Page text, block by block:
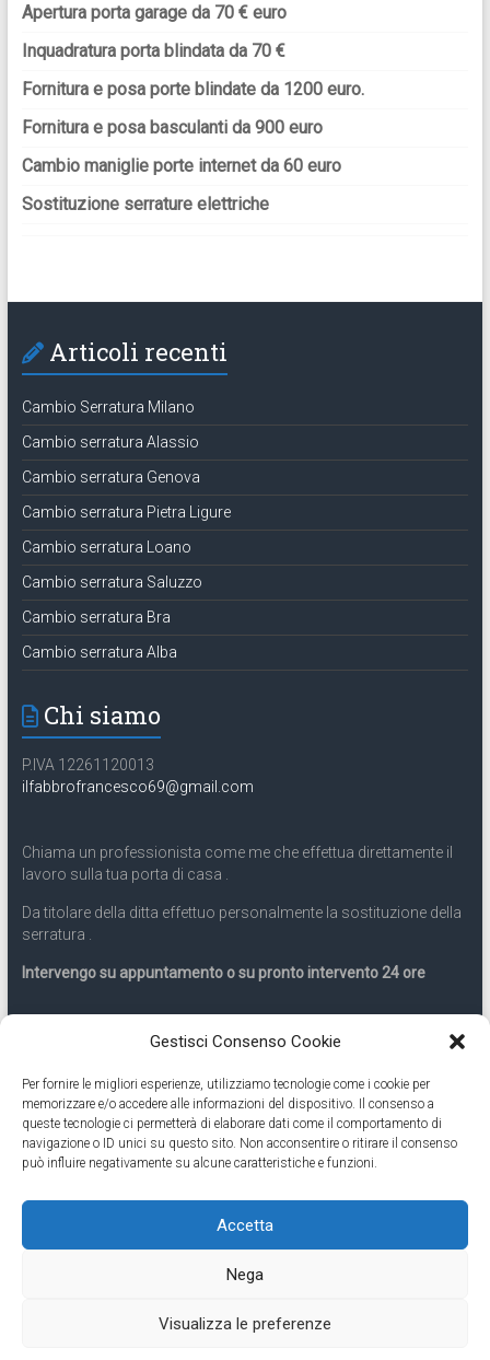
Gestisci Consenso Cookie
Per fornire le migliori esperienze, utilizziamo tecnologie come i cookie per
memorizzare e/o accedere alle informazioni del dispositivo. Il consenso a
queste tecnologie ci permetterà di elaborare dati come il comportamento di
navigazione o ID unici su questo sito. Non acconsentire o ritirare il consenso
può influire negativamente su alcune caratteristiche e funzioni.
Accetta
Nega
Visualizza le preferenze
Apertura porta garage da 70 € euro
Inquadratura porta blindata da 70 €
Fornitura e posa porte blindate da 1200 euro.
Fornitura e posa basculanti da 900 euro
Cambio maniglie porte internet da 60 euro
Sostituzione serrature elettriche
Articoli recenti
Cambio Serratura Milano
Cambio serratura Alassio
Cambio serratura Genova
Cambio serratura Pietra Ligure
Cambio serratura Loano
Cambio serratura Saluzzo
Cambio serratura Bra
Cambio serratura Alba
Chi siamo
P.IVA 12261120013
ilfabbrofrancesco69@gmail.com
Chiama un professionista come me che effettua direttamente il
lavoro sulla tua porta di casa .
Da titolare della ditta effettuo personalmente la sostituzione della
serratura .
Intervengo su appuntamento o su pronto intervento 24 ore
Servizio 24 ore
Cell331.9899963
Eseguiamo anche lavori di apertura porte pronto intervento 24
ore
by ThemeGrill. Powered by
Contatti Cambio Serratura Torino – Sostituzione serrature 24h
Torino